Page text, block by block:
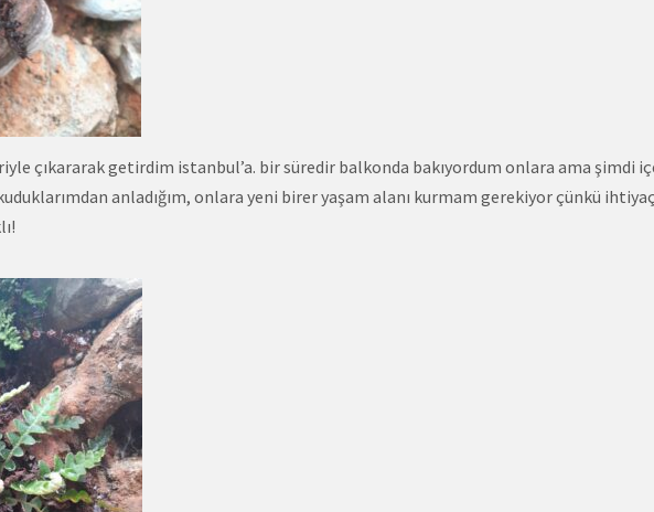
çıkararak getirdim istanbul’a. bir süredir balkonda bakıyordum onlara ama şimdi
anladığım, onlara yeni birer yaşam alanı kurmam gerekiyor çünkü